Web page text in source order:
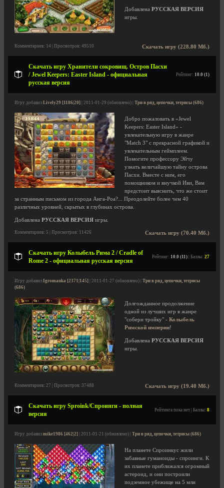
Добавлена РУССКАЯ ВЕРСИЯ
игры.
Скачать игру (228.80 Мб.)
Комментариев: 14 | Просмотров: 49510
Скачать игру Хранители сокровищ. Остров Пасхи
/ Jewel Keepers: Easter Island - официальная
русская версия
Рейтинг: 10.0 (1)
Игру добавил Lively29 [1186|20] | 2011-01-29 (обновлено) | Три в ряд, цепочки, тетрисы (686)
Добро пожаловать в «Jewel
Keepers: Easter Island» -
увлекательную игру в жанре
"Match 3" с прекрасной графикой и
увлекательным геймплеем.
Помогите профессору Эйчу
узнать величайшую тайну острова
Пасхи. Вместе с ним, его
помощником и внучкой Иви, Вам
предстоит выяснить, что же стоит
за странным письмом из города Анга-Роа?... Преодолейте более чем 40
различных уровней, скрытых в глубинах острова.
Добавлена РУССКАЯ ВЕРСИЯ игры.
Скачать игру (70.40 Мб.)
Комментариев: 5 | Просмотров: 11426
Скачать игру Колыбель Рима 2 / Cradle of
Rome 2 - официальная русская версия
Рейтинг: 10.0 (11) | Баллы: 27
Игру добавил Igromanka [2371|145] | 2011-01-27 (обновлено) | Три в ряд, цепочки, тетрисы
(686)
Долгожданное продолжение
одной из лучших игр в жанре
"собери тройку" - Колыбель
Римской империи!
Добавлена РУССКАЯ ВЕРСИЯ
игры.
Скачать игру (19.40 Мб.)
Комментариев: 27 | Просмотров: 37488
Скачать игру Sproink/Спроинги - полная
версия
Рейтинга пока нет | Баллы: 8
Игру добавил mike1986 [462|2] | 2011-01-21 (обновлено) | Три в ряд, цепочки, тетрисы (686)
На планете Спроинкус жили
забавные гуманоиды - спроинги. К
их планете приближался огромный
астероид, и они построили
подземное убежище на 5 млн